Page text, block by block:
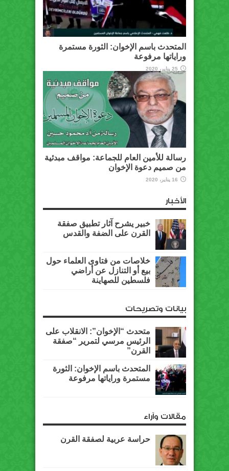
المتحدث باسم الإخوان: الثورة مستمرة
وراياتها مرفوعة
25 يناير، 2020
رسالة للأمين العام للجماعة: مواقف مبدئية
من صميم دعوة الإخوان
16 يناير، 2020
الأخبار
خبير يشرح آثار تطبيق صفقة
القرن على الضفة والقدس
خلاصات من فتاوى العلماء حول
بيع أو التنازل عن أراضي
فلسطين للصهاينة
بيانات وتصريحات
متحدث “الإخوان”: الانقلاب على
الرئيس مرسي لتمرير “صفقة
القرن”
المتحدث باسم الإخوان: الثورة
مستمرة وراياتها مرفوعة
مقالات وآراء
حراسة عربية لصفقة القرن